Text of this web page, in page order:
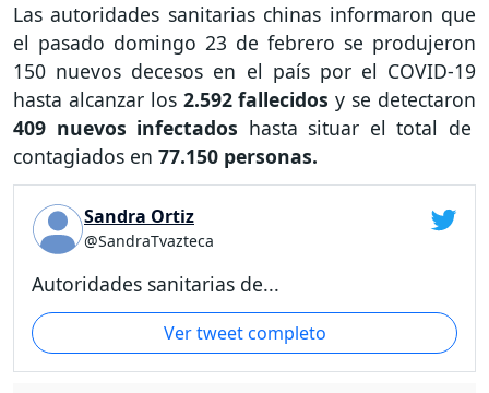
Las autoridades sanitarias chinas informaron que
el pasado domingo 23 de febrero se produjeron
150 nuevos decesos en el país por el COVID-19
hasta alcanzar los2.592 fallecidos y se detectaron
409 nuevos infectados hasta situar el total de
contagiados en 77.150 personas.
Sandra Ortiz
@SandraTvazteca
Autoridades sanitarias de...
Ver tweet completo